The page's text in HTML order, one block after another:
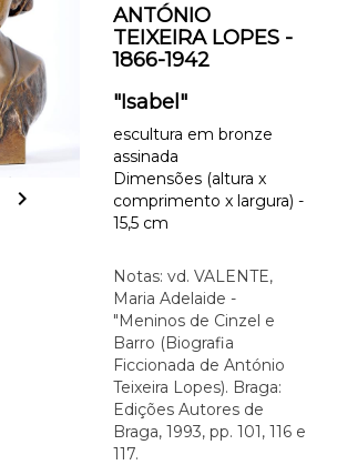
chevron_right
ANTÓNIO
TEIXEIRA LOPES -
1866-1942
"Isabel"
escultura em bronze
assinada
Dimensões (altura x
comprimento x largura) -
15,5 cm
Notas: vd. VALENTE,
Maria Adelaide -
"Meninos de Cinzel e
Barro (Biografia
Ficcionada de António
Teixeira Lopes). Braga:
Edições Autores de
Braga, 1993, pp. 101, 116 e
117.